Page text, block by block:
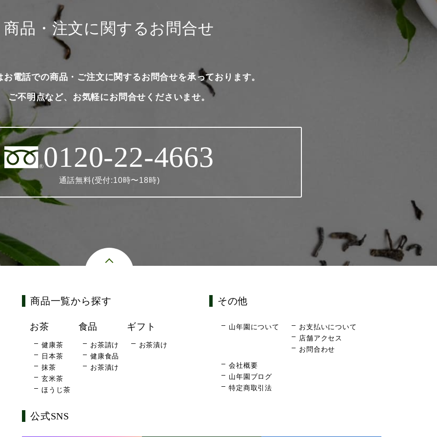
商品・注文に関するお問合せ
お電話での商品・ご注文に関するお問合せを承っております。
ご不明点など、お気軽にお問合せくださいませ。
0120-22-4663
通話無料(受付:10時〜18時)
商品一覧から探す
お茶
健康茶
日本茶
抹茶
玄米茶
ほうじ茶
食品
お茶請け
健康食品
お茶漬け
ギフト
お茶漬け
その他
山年園について
お支払いについて
店舗アクセス
お問合わせ
会社概要
山年園ブログ
特定商取引法
公式SNS